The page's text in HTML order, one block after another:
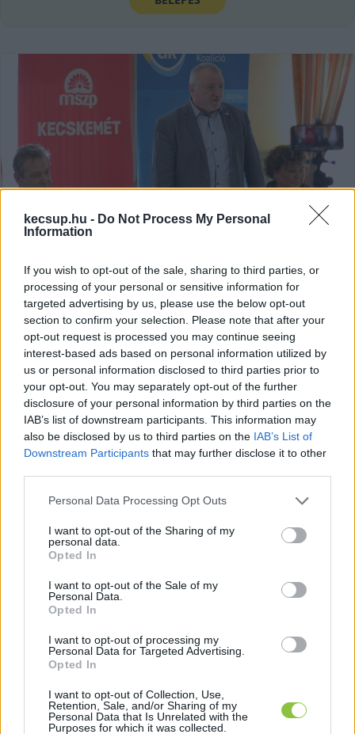
kecsup.hu - Do Not Process My Personal
Information
If you wish to opt-out of the sale, sharing to third parties, or
processing of your personal or sensitive information for
targeted advertising by us, please use the below opt-out
section to confirm your selection. Please note that after your
opt-out request is processed you may continue seeing
interest-based ads based on personal information utilized by
us or personal information disclosed to third parties prior to
your opt-out. You may separately opt-out of the further
disclosure of your personal information by third parties on the
IAB’s list of downstream participants. This information may
also be disclosed by us to third parties on the IAB’s List of
Downstream Participants that may further disclose it to other
Please note that this website/app uses one or more Google
not limited to your visit or usage behaviour. You may click to
grant or deny consent to Google and its third-party tags to
use your data for below specified purposes in below Google
consent section.
Personal Data Processing Opt Outs
I want to opt-out of the Sharing of my
personal data.
Opted In
I want to opt-out of the Sale of my
Personal Data.
Opted In
I want to opt-out of processing my
Personal Data for Targeted Advertising.
Opted In
I want to opt-out of Collection, Use,
Retention, Sale, and/or Sharing of my
Personal Data that Is Unrelated with the
Purposes for which it was collected.
Király József még nem jelentené ki,
hogy önállóan indul az MSZP 2026-
ban – a pártelnök mást mond
– Még mérlegelés tárgya, hogy minden körzetben
indítunk-e saját jelöltet 2026-ban. De azt még nem
jelenteném ki, hogy önállóan indul a jövő évi
FN Falusi Norbert 2025. 02. 14.
A rossz EP-választási szereplés a
DK-MSZP-Párbeszéd összefogás végét
jelentheti
Néhány hónapja 2026-ig szóló megállapodást kötött